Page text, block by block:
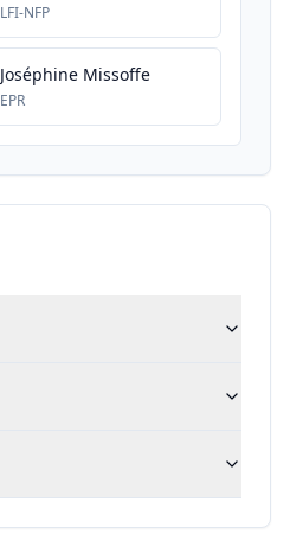
LFI-NFP
Joséphine Missoffe
EPR